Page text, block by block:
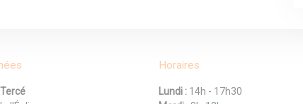
Horaires
Lundi :14h - 17h30